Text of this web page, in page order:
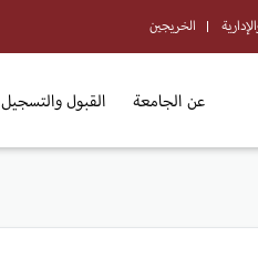
الخريجين
عن الجامعة القبول والتسجيل